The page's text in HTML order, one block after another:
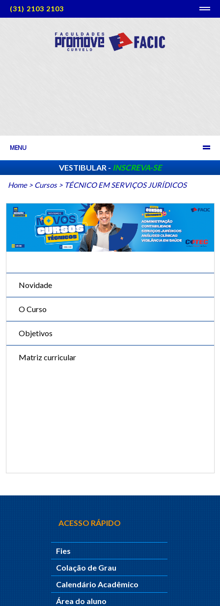
(31) 2103 2103
MENU
VESTIBULAR - INSCREVA-SE
Home > Cursos > TÉCNICO EM SERVIÇOS JURÍDICOS
Novidade
O Curso
Objetivos
Matriz curricular
ACESSO RÁPIDO
Fies
Colação de Grau
Calendário Acadêmico
Área do aluno